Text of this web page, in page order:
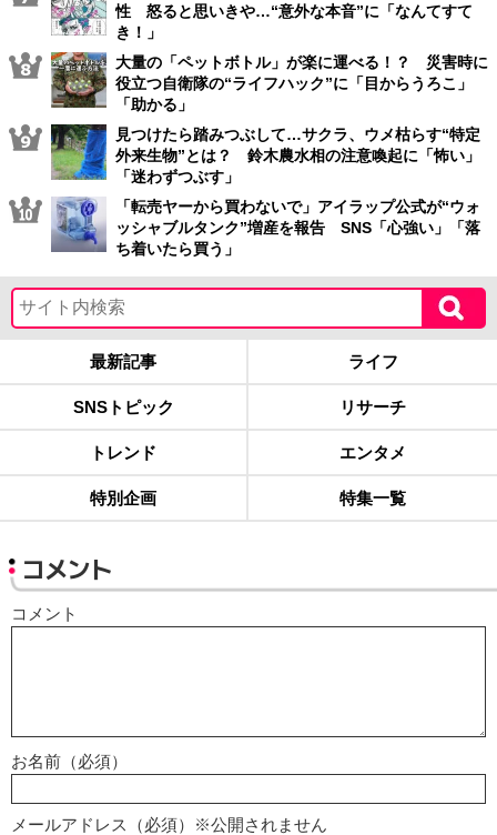
性 怒ると思いきや…“意外な本音”に「なんてすて
き！」
大量の「ペットボトル」が楽に運べる！？ 災害時に
役立つ自衛隊の“ライフハック”に「目からうろこ」
「助かる」
見つけたら踏みつぶして…サクラ、ウメ枯らす“特定
外来生物”とは？ 鈴木農水相の注意喚起に「怖い」
「迷わずつぶす」
「転売ヤーから買わないで」アイラップ公式が“ウォ
ッシャブルタンク”増産を報告 SNS「心強い」「落
ち着いたら買う」
最新記事 ライフ
SNSトピック リサーチ
トレンド エンタメ
特別企画 特集一覧
コメント
コメント
お名前（必須）
メールアドレス（必須）※公開されません